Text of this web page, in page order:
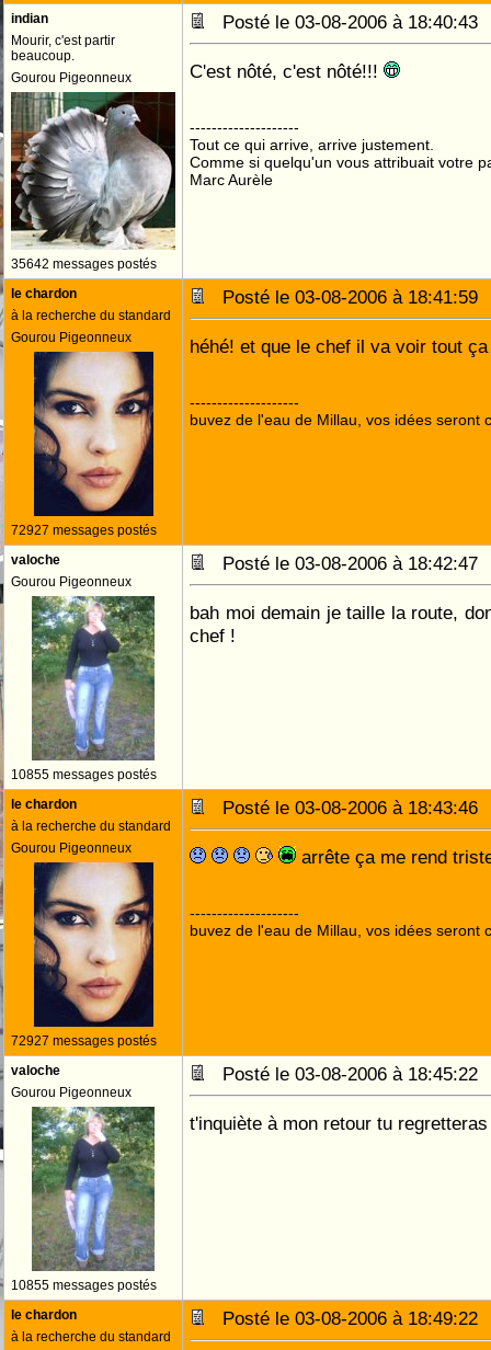
indian
Mourir, c'est partir
beaucoup.
Gourou Pigeonneux
35642 messages postés
Posté le 03-08-2006 à
C'est nôté, c'est nôté!!!
--------------------
Tout ce qui arrive, arrive justement.
Comme si quelqu'un vous attribuait votre
Marc Aurèle
le chardon
à la recherche du standard
Gourou Pigeonneux
72927 messages postés
Posté le 03-08-2006 à
héhé! et que le chef il va voir tout
--------------------
buvez de l'eau de Millau, vos idées seront
valoche
Gourou Pigeonneux
10855 messages postés
Posté le 03-08-2006 à
bah moi demain je taille la route,
chef !
le chardon
à la recherche du standard
Gourou Pigeonneux
72927 messages postés
Posté le 03-08-2006 à
arrête ça me rend
--------------------
buvez de l'eau de Millau, vos idées seront
valoche
Gourou Pigeonneux
10855 messages postés
Posté le 03-08-2006 à
t'inquiète à mon retour tu
le chardon
à la recherche du standard
Posté le 03-08-2006 à